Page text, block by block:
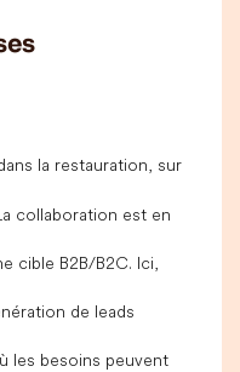
la restauration, sur
collaboration est en
cible B2B/B2C. Ici,
de leads
les besoins peuvent